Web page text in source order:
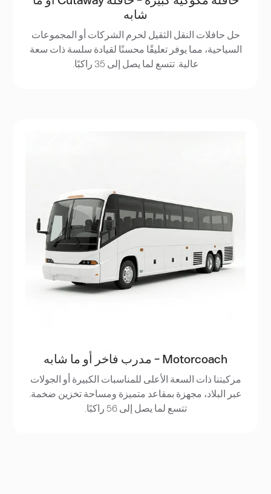
شابه
حل حافلات النقل الثقيل لحرم الشركات أو المجموعات
السياحية، مما يوفر تعليقًا محسنًا لقيادة سلسة ذات سعة
عالية. تتسع لما يصل إلى 35 راكبًا.
Motorcoach - مدرب فاخر أو ما شابه
مركبتنا ذات السعة الأعلى للمناسبات الكبيرة أو الجولات
عبر البلاد، مجهزة بمقاعد متميزة ومساحة تخزين ضخمة.
تتسع لما يصل إلى 56 راكبًا.